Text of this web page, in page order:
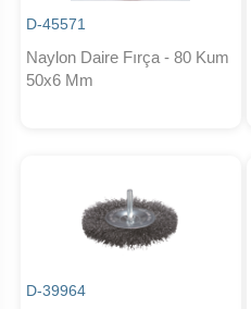
D-45571
Naylon Daire Fırça - 80 Kum
50x6 Mm
D-39964